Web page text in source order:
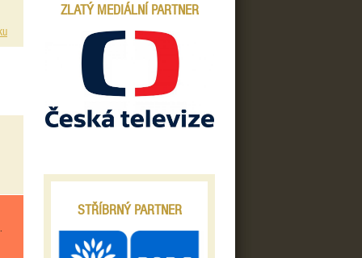
ZLATÝ MEDIÁLNÍ PARTNER
STŘÍBRNÝ PARTNER